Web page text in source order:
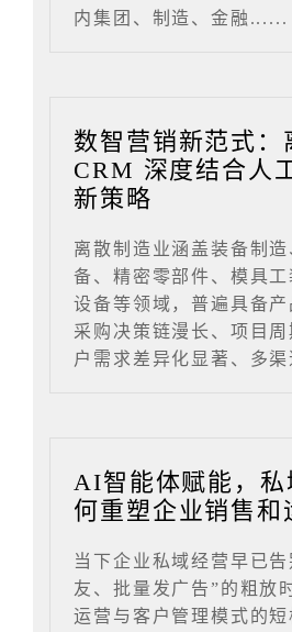
内集团、制造、金融......
数智营销新范式：
CRM 深度结合人
新策略
离散制造业涵盖装备制造
备、精密零部件、模具
设备等领域，普遍具备产
采购决策链漫长、项目
户需求差异化显著、多
AI智能体赋能，
何重塑企业销售和
当下企业私域经营早已
友、批量发广告”的粗放
运营与客户管理模式的短